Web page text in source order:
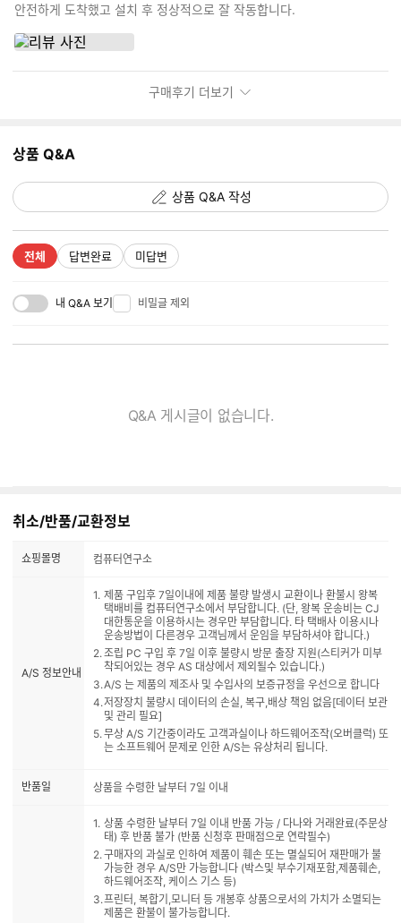
안전하게 도착했고 설치 후 정상적으로 잘 작동합니다.
구매후기 더보기
상품 Q&A
상품 Q&A 작성
전체 답변완료 미답변
내 Q&A 보기 비밀글 제외
Q&A 게시글이 없습니다.
취소/반품/교환정보
쇼핑몰명 컴퓨터연구소
A/S 정보안내
제품 구입후 7일이내에 제품 불량 발생시 교환이나 환불시 왕복
택배비를 컴퓨터연구소에서 부담합니다. (단, 왕복 운송비는 CJ
대한통운을 이용하시는 경우만 부담합니다. 타 택배사 이용시나
운송방법이 다른경우 고객님께서 운임을 부담하셔야 합니다.)
조립 PC 구입 후 7일 이후 불량시 방문 출장 지원(스티커가 미부
착되어있는 경우 AS 대상에서 제외될수 있습니다.)
A/S 는 제품의 제조사 및 수입사의 보증규정을 우선으로 합니다
저장장치 불량시 데이터의 손실, 복구,배상 책임 없음[데이터 보관
및 관리 필요]
무상 A/S 기간중이라도 고객과실이나 하드웨어조작(오버클럭) 또
는 소프트웨어 문제로 인한 A/S는 유상처리 됩니다.
반품일 상품을 수령한 날부터 7일 이내
상품 수령한 날부터 7일 이내 반품 가능 / 다나와 거래완료(주문상
태) 후 반품 불가 (반품 신청후 판매점으로 연락필수)
구매자의 과실로 인하여 제품이 훼손 또는 멸실되어 재판매가 불
가능한 경우 A/S만 가능합니다 (박스및 부수기재포함,제품훼손,
하드웨어조작, 케이스 기스 등)
프린터, 복합기,모니터 등 개봉후 상품으로서의 가치가 소멸되는
제품은 환불이 불가능합니다.